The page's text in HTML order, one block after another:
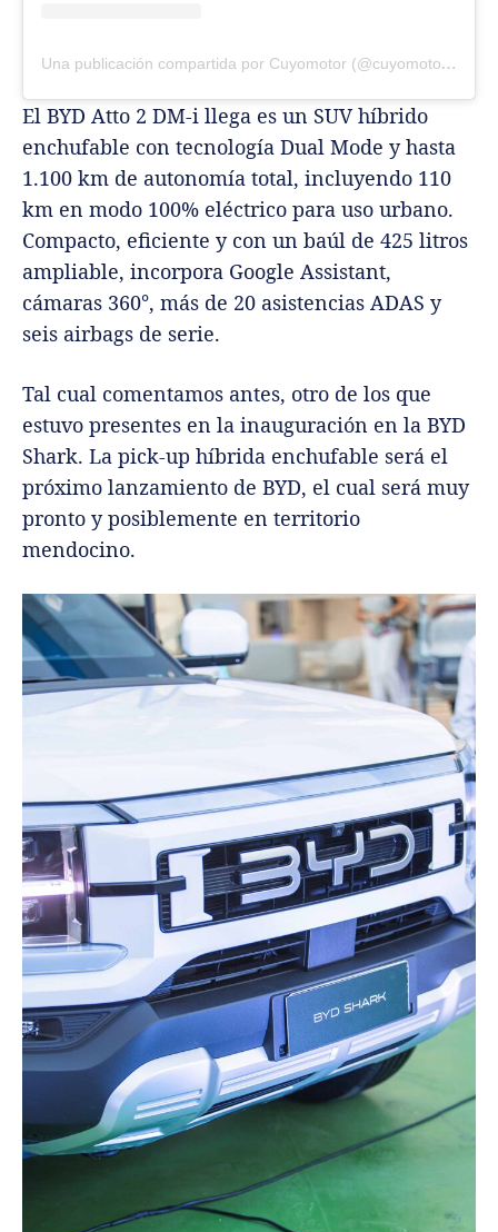
Una publicación compartida por Cuyomotor (@cuyomotor.com.ar)
El BYD Atto 2 DM-i llega es un SUV híbrido
enchufable con tecnología Dual Mode y hasta
1.100 km de autonomía total, incluyendo 110
km en modo 100% eléctrico para uso urbano.
Compacto, eficiente y con un baúl de 425 litros
ampliable, incorpora Google Assistant,
cámaras 360°, más de 20 asistencias ADAS y
seis airbags de serie.
Tal cual comentamos antes, otro de los que
estuvo presentes en la inauguración en la BYD
Shark. La pick-up híbrida enchufable será el
próximo lanzamiento de BYD, el cual será muy
pronto y posiblemente en territorio
mendocino.